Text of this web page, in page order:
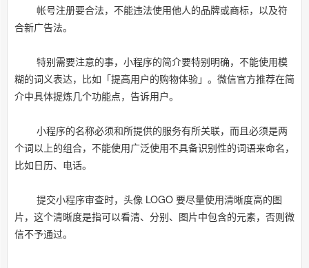
帐号注册要合法，不能违法使用他人的品牌或商标，以及符
合新广告法。
特别需要注意的事，小程序的简介要特别明确，不能使用模
糊的词义表达，比如「提高用户的购物体验」。微信官方推荐在简
介中具体提炼几个功能点，告诉用户。
小程序的名称必须和所提供的服务有所关联，而且必须是两
个词以上的组合，不能使用广泛使用不具备识别性的词语来命名，
比如日历、电话。
提交小程序审查时，头像 LOGO 要尽量使用清晰度高的图
片，这个清晰度是指可以看清、分别、图片中包含的元素，否则微
信不予通过。